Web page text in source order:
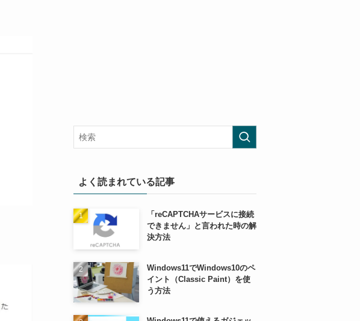
よく読まれている記事
「reCAPTCHAサービスに接続
できません」と言われた時の解
決方法
Windows11でWindows10のペ
イント（Classic Paint）を使
う方法